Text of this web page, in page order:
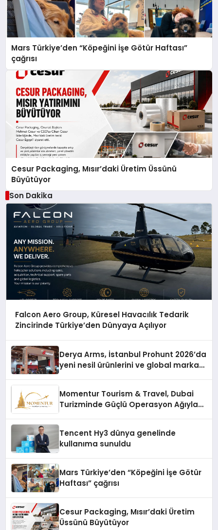
Mars Türkiye’den “Köpeğini İşe Götür Haftası”
çağrısı
Cesur Packaging, Mısır’daki Üretim Üssünü
Büyütüyor
Son Dakika
Falcon Aero Group, Küresel Havacılık Tedarik
Zincirinde Türkiye’den Dünyaya Açılıyor
Derya Arms, İstanbul Prohunt 2026’da
yeni nesil ürünlerini ve global marka
Momentur Tourism & Travel, Dubai
Turizminde Güçlü Operasyon Ağıyla
Tencent Hy3 dünya genelinde
kullanıma sunuldu
Mars Türkiye’den “Köpeğini İşe Götür
Haftası” çağrısı
Cesur Packaging, Mısır’daki Üretim
Üssünü Büyütüyor